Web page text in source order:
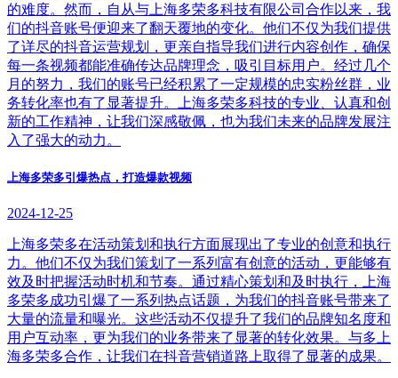
的难度。然而，自从与上海多荣多科技有限公司合作以来，我
们的抖音账号便迎来了翻天覆地的变化。他们不仅为我们提供
了详尽的抖音运营规划，更亲自指导我们进行内容创作，确保
每一条视频都能准确传达品牌理念，吸引目标用户。经过几个
月的努力，我们的账号已经积累了一定规模的忠实粉丝群，业
务转化率也有了显著提升。上海多荣多科技的专业、认真和创
新的工作精神，让我们深感敬佩，也为我们未来的品牌发展注
入了强大的动力。
上海多荣多引爆热点，打造爆款视频
2024-12-25
上海多荣多在活动策划和执行方面展现出了专业的创意和执行
力。他们不仅为我们策划了一系列富有创意的活动，更能够有
效及时把握活动时机和节奏。通过精心策划和及时执行，上海
多荣多成功引爆了一系列热点话题，为我们的抖音账号带来了
大量的流量和曝光。这些活动不仅提升了我们的品牌知名度和
用户互动率，更为我们的业务带来了显著的转化效果。与多上
海多荣多合作，让我们在抖音营销道路上取得了显著的成果。